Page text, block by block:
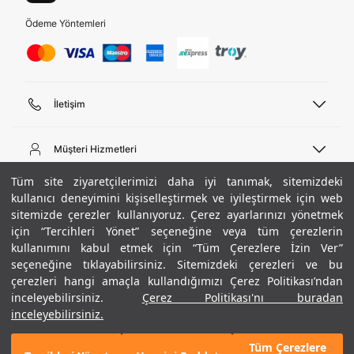
Tüm site ziyaretçilerimizi daha iyi tanımak, sitemizdeki
kullanıcı deneyimini kişiselleştirmek ve iyileştirmek için web
sitemizde çerezler kullanıyoruz. Çerez ayarlarınızı yönetmek
için “Tercihleri Yönet” seçeneğine veya tüm çerezlerin
kullanımını kabul etmek için “Tüm Çerezlere İzin Ver”
seçeneğine tıklayabilirsiniz. Sitemizdeki çerezleri ve bu
çerezleri hangi amaçla kullandığımızı Çerez Politikası’ndan
inceleyebilirsiniz.
Çerez Politikası'nı buradan
inceleyebilirsiniz.
Tüm Çerezlere
+ 6 Renk
Ödeme Yöntemleri
İletişim
444 02 00
Pazartesi - Cuma 09:00 - 18:00
E-posta
bilgi@underarmour.com
Müşteri Hizmetleri
Sipariş Sorgulama
Bize Ulaşın
Teslimat Bilgileri
İşlem Rehberi
İade ve Değişimler
Sıkça Sorulan Sorular
Beden Rehberi
Site Haritası
Hakkımızda
Ticari Bilgiler
Hükümler ve Koşullar
Gizlilik Politikası
Çerez Politikası
Kariyer
ETBİS
UA Sosyal Medya
Instagram
Facebook
Twitter
Popüler Kategoriler
Erkek Basketbol Ayakkabısı
Çocuk Basketbol Ayakkabısı
Erkek Eşofman